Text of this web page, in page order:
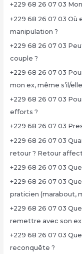
+229 68 26 07 03
+229 68 26 07 03
manipulation ?
+229 68 26 07 03
couple ?
+229 68 26 07 03
mon ex, même s’il/
+229 68 26 07 03
efforts ?
+229 68 26 07 03
+229 68 26 07 03
retour ? Retour
+229 68 26 07 03
+229 68 26 07 03
praticien (marabout,
+229 68 26 07 03
remettre avec son ex
+229 68 26 07 03
reconquête ?